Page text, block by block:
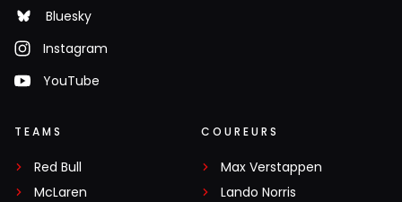
Bluesky
Instagram
YouTube
TEAMS
Red Bull
McLaren
COUREURS
Max Verstappen
Lando Norris